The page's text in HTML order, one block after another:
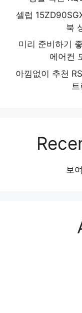
셀럽
북
미리 준비하기
에어컨
아낌없이 추천
보